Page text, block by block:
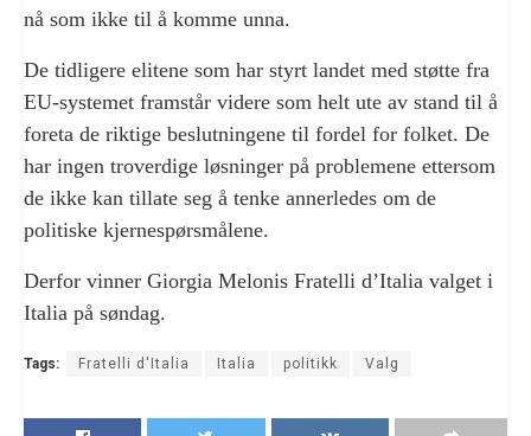
nå som ikke til å komme unna.
De tidligere elitene som har styrt landet med støtte fra
EU-systemet framstår videre som helt ute av stand til å
foreta de riktige beslutningene til fordel for folket. De
har ingen troverdige løsninger på problemene ettersom
de ikke kan tillate seg å tenke annerledes om de
politiske kjernespørsmålene.
Derfor vinner Giorgia Melonis Fratelli d’Italia valget i
Italia på søndag.
Tags: Fratelli d'Italia Italia politikk Valg